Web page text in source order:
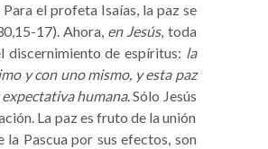
el profeta Isaías, la paz se
17). Ahora, en Jesús, toda
discernimiento de espíritus: la
y con uno mismo, y esta paz
humana. Sólo Jesús
La paz es fruto de la unión
Pascua por sus efectos, son